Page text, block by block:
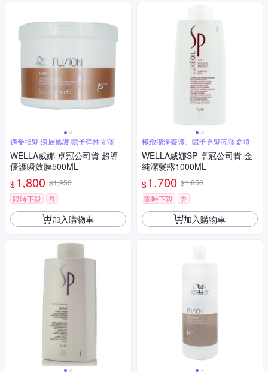
適受損髮 深層修護 賦予彈性光澤
WELLA威娜 卓冠公司貨 超導
優護瞬效膜500ML
$1,800 $1,950
限時下殺
券
加入購物車
極緻潔淨養護、賦予秀髮亮澤柔順
WELLA威娜SP 卓冠公司貨 金
純潔髮露1000ML
$1,700 $1,850
限時下殺
券
加入購物車